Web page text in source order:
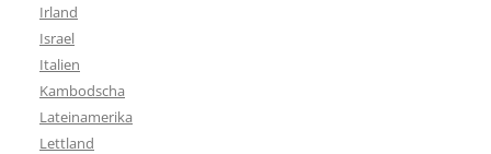
Irland
Israel
Italien
Kambodscha
Lateinamerika
Lettland